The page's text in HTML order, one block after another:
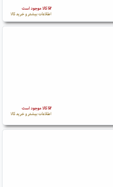
کالا موجود است
اطلاعات بیشتر و خرید کالا
کالا موجود است
اطلاعات بیشتر و خرید کالا